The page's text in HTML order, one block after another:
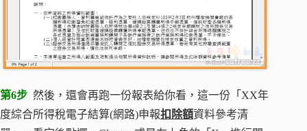
第6步 然後，還會再跑一份報表給你看，這一份「XX年
度綜合所得稅電子結算(網路)申報扣除額資料參考清